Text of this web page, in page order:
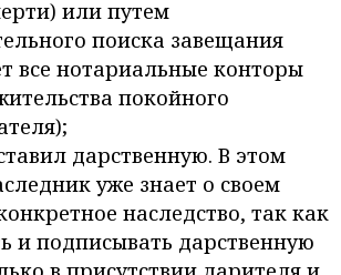
или путем
поиска завещания
все нотариальные конторы
покойного
дарственную. В этом
уже знает о своем
наследство, так как
и подписывать дарственную